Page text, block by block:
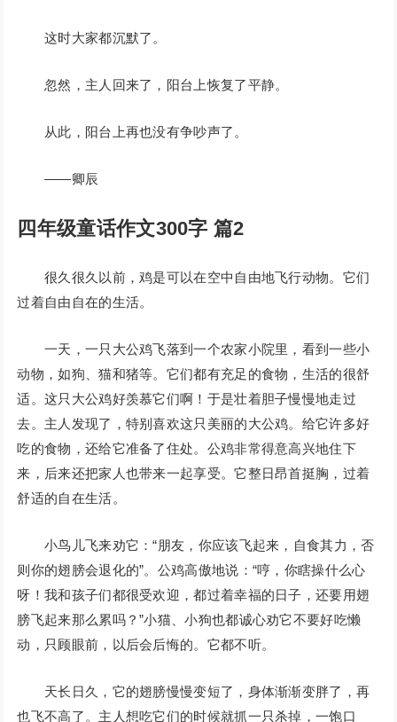
这时大家都沉默了。
忽然，主人回来了，阳台上恢复了平静。
从此，阳台上再也没有争吵声了。
——卿辰
四年级童话作文300字 篇2
很久很久以前，鸡是可以在空中自由地飞行动物。它们
过着自由自在的生活。
一天，一只大公鸡飞落到一个农家小院里，看到一些小
动物，如狗、猫和猪等。它们都有充足的食物，生活的很舒
适。这只大公鸡好羡慕它们啊！于是壮着胆子慢慢地走过
去。主人发现了，特别喜欢这只美丽的大公鸡。给它许多好
吃的食物，还给它准备了住处。公鸡非常得意高兴地住下
来，后来还把家人也带来一起享受。它整日昂首挺胸，过着
舒适的自在生活。
小鸟儿飞来劝它：“朋友，你应该飞起来，自食其力，否
则你的翅膀会退化的”。公鸡高傲地说：“哼，你瞎操什么心
呀！我和孩子们都很受欢迎，都过着幸福的日子，还要用翅
膀飞起来那么累吗？”小猫、小狗也都诚心劝它不要好吃懒
动，只顾眼前，以后会后悔的。它都不听。
天长日久，它的翅膀慢慢变短了，身体渐渐变胖了，再
也飞不高了。主人想吃它们的时候就抓一只杀掉，一饱口